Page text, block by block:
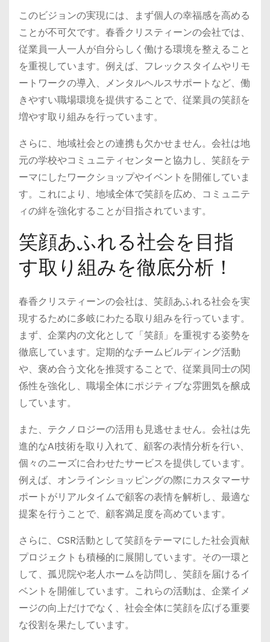
このビジョンの実現には、まず個人の幸福感を高める
ことが不可欠です。春香クリスティーンの会社では、
従業員一人一人が自分らしく働ける環境を整えること
を重視しています。例えば、フレックスタイムやリモ
ートワークの導入、メンタルヘルスサポートなど、働
きやすい職場環境を提供することで、従業員の笑顔を
増やす取り組みを行っています。
さらに、地域社会との連携も欠かせません。会社は地
元の学校やコミュニティセンターと協力し、笑顔をテ
ーマにしたワークショップやイベントを開催していま
す。これにより、地域全体で笑顔を広め、コミュニテ
ィの絆を強化することが目指されています。
笑顔あふれる社会を目指
す取り組みを徹底分析！
春香クリスティーンの会社は、笑顔あふれる社会を実
現するために多岐にわたる取り組みを行っています。
まず、企業内の文化として「笑顔」を重視する姿勢を
徹底しています。定期的なチームビルディング活動
や、褒め合う文化を推奨することで、従業員同士の関
係性を強化し、職場全体にポジティブな雰囲気を醸成
しています。
また、テクノロジーの活用も見逃せません。会社は先
進的なAI技術を取り入れて、顧客の表情分析を行い、
個々のニーズに合わせたサービスを提供しています。
例えば、オンラインショッピングの際にカスタマーサ
ポートがリアルタイムで顧客の表情を解析し、最適な
提案を行うことで、顧客満足度を高めています。
さらに、CSR活動として笑顔をテーマにした社会貢献
プロジェクトも積極的に展開しています。その一環と
して、孤児院や老人ホームを訪問し、笑顔を届けるイ
ベントを開催しています。これらの活動は、企業イメ
ージの向上だけでなく、社会全体に笑顔を広げる重要
な役割を果たしています。